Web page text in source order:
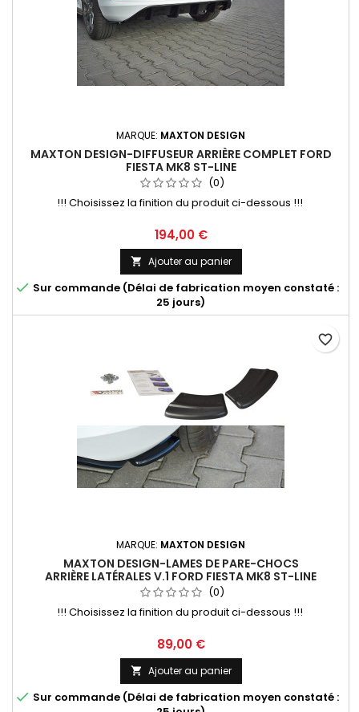
MARQUE: MAXTON DESIGN
MAXTON DESIGN-DIFFUSEUR ARRIÈRE COMPLET FORD
FIESTA MK8 ST-LINE
(0)
!!! Choisissez la finition du produit ci-dessous !!!
Prix
194,00 €
 Ajouter au panier
 Sur commande (Délai de fabrication moyen constaté :
25 jours)
MARQUE: MAXTON DESIGN
MAXTON DESIGN-LAMES DE PARE-CHOCS
ARRIÈRE LATÉRALES V.1 FORD FIESTA MK8 ST-LINE
(0)
!!! Choisissez la finition du produit ci-dessous !!!
Prix
89,00 €
 Ajouter au panier
 Sur commande (Délai de fabrication moyen constaté :
favorite_border